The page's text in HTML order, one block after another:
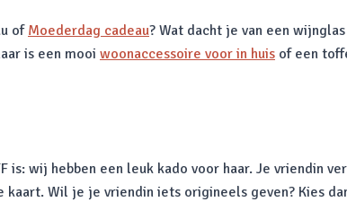
of Moederdag cadeau? Wat dacht je van een
is een mooi woonaccessoire voor in huis of een
is: wij hebben een leuk kado voor haar. Je vriendin
Wil je je vriendin iets origineels geven? Kies